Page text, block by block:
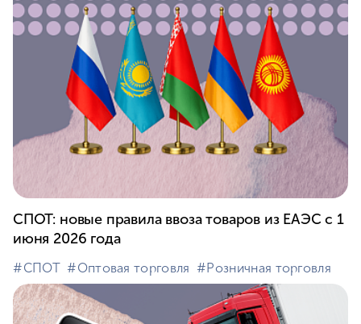
СПОТ: новые правила ввоза товаров из ЕАЭС с 1
июня 2026 года
#⁣СПОТ #⁣Оптовая торговля #⁣Розничная торговля